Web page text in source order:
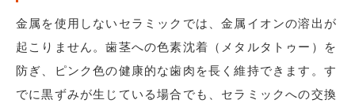
金属を使用しないセラミックでは、金属イオンの溶出が
起こりません。歯茎への色素沈着（メタルタトゥー）を
防ぎ、ピンク色の健康的な歯肉を長く維持できます。す
でに黒ずみが生じている場合でも、セラミックへの交換